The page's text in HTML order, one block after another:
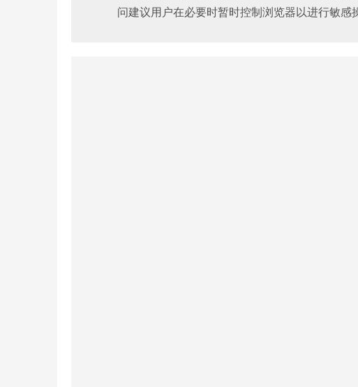
问建议用户在必要时暂时控制浏览器以进行敏感